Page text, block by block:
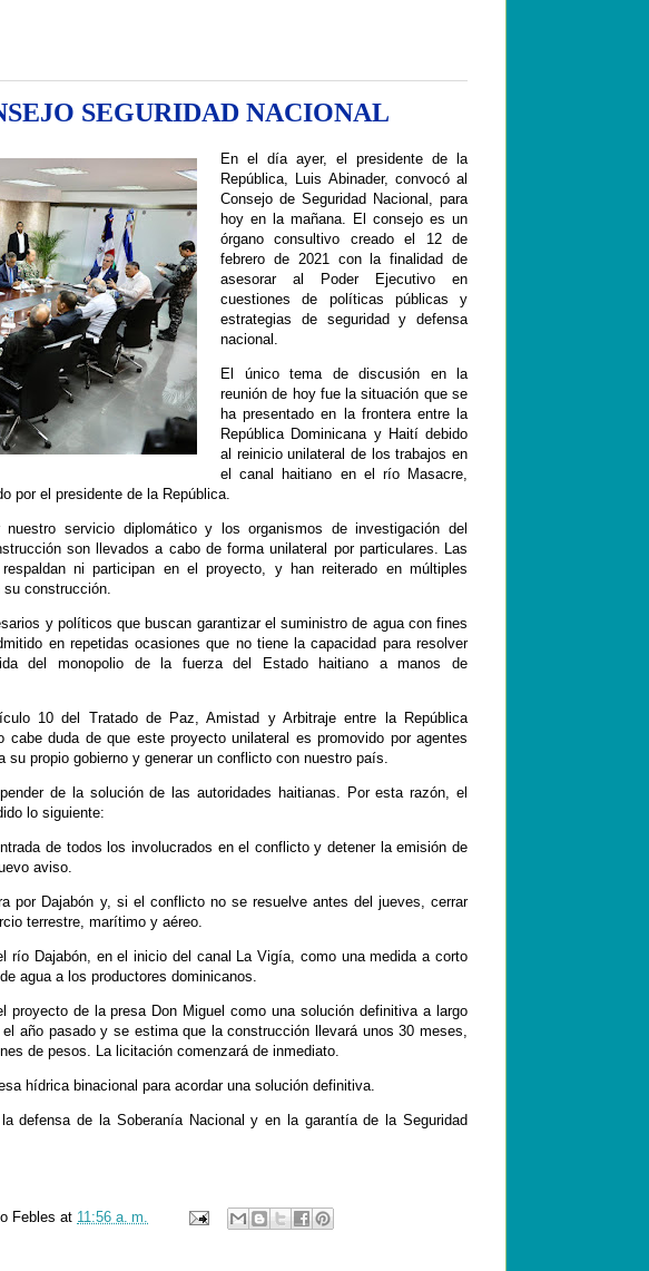
SEGURIDAD NACIONAL
En el día ayer, el presidente de la
República, Luis Abinader, convocó al
Consejo de Seguridad Nacional, para
hoy en la mañana. El consejo es un
órgano consultivo creado el 12 de
febrero de 2021 con la finalidad de
asesorar al Poder Ejecutivo en
cuestiones de políticas públicas y
estrategias de seguridad y defensa
nacional.
El único tema de discusión en la
reunión de hoy fue la situación que se
ha presentado en la frontera entre la
República Dominicana y Haití debido
al reinicio unilateral de los trabajos en
el canal haitiano en el río Masacre,
por el presidente de la República.
nuestro servicio diplomático y los organismos de investigación del
son llevados a cabo de forma unilateral por particulares. Las
ni participan en el proyecto, y han reiterado en múltiples
su construcción.
y políticos que buscan garantizar el suministro de agua con fines
en repetidas ocasiones que no tiene la capacidad para resolver
del monopolio de la fuerza del Estado haitiano a manos de
10 del Tratado de Paz, Amistad y Arbitraje entre la República
cabe duda de que este proyecto unilateral es promovido por agentes
su propio gobierno y generar un conflicto con nuestro país.
de la solución de las autoridades haitianas. Por esta razón, el
lo siguiente:
de todos los involucrados en el conflicto y detener la emisión de
aviso.
por Dajabón y, si el conflicto no se resuelve antes del jueves, cerrar
terrestre, marítimo y aéreo.
río Dajabón, en el inicio del canal La Vigía, como una medida a corto
agua a los productores dominicanos.
proyecto de la presa Don Miguel como una solución definitiva a largo
año pasado y se estima que la construcción llevará unos 30 meses,
de pesos. La licitación comenzará de inmediato.
hídrica binacional para acordar una solución definitiva.
defensa de la Soberanía Nacional y en la garantía de la Seguridad
Febles at 11:56 a. m.